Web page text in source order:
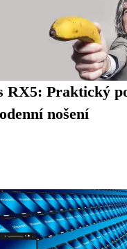
RX5: Praktický
nošení